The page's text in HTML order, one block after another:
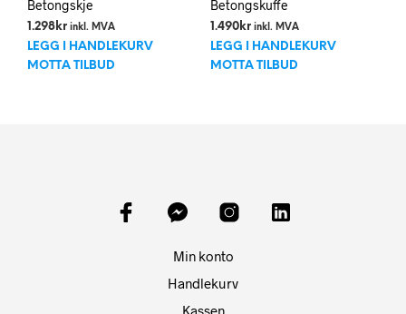
Betongskje
1.298 kr inkl. MVA
LEGG I HANDLEKURV
MOTTA TILBUD
Betongskuffe
1.490kr inkl. MVA
LEGG I HANDLEKURV
MOTTA TILBUD
Min konto
Handlekurv
Kassen